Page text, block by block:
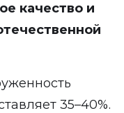
качество и
35–40%.